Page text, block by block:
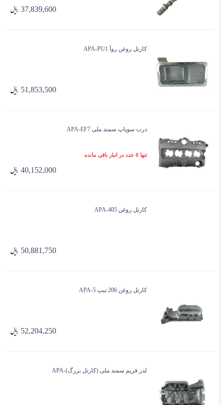
37,839,600
کارتل روغن روآ APA-PU1
51,853,500
درب سوپاپ سمند ملی APA-EF7
تنها 8 عدد در انبار باقی مانده
40,152,000
کارتل روغن 405-APA
50,881,750
کارتل روغن 206 تیپ 5-APA
52,204,250
لدر فریم سمند ملی (کارتل بزرگ)-APA